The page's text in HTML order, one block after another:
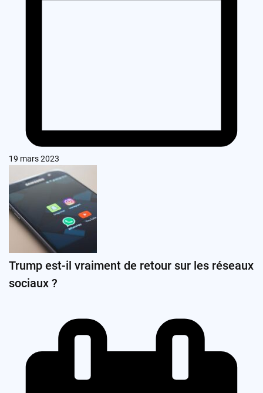
19 mars 2023
Trump est-il vraiment de retour sur les réseaux
sociaux ?